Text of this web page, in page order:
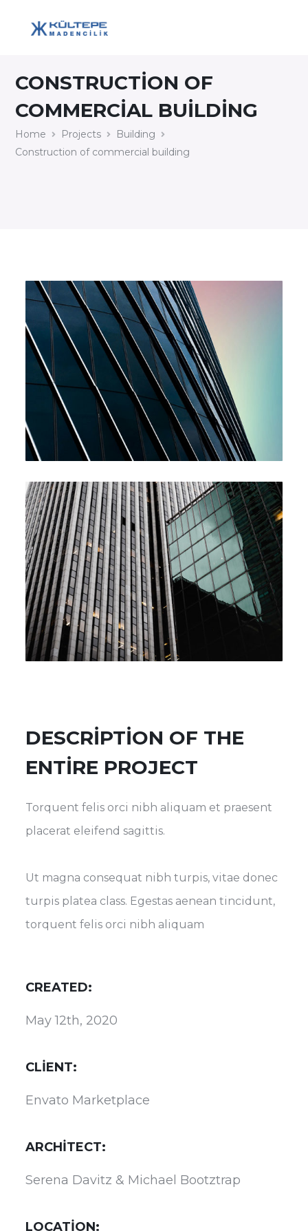
CONSTRUCTION OF
COMMERCIAL BUILDING
Home Projects
Building
Construction of commercial building
DESCRIPTION OF THE
ENTIRE PROJECT
Torquent felis orci nibh aliquam et praesent
placerat eleifend sagittis.
Ut magna consequat nibh turpis, vitae donec
turpis platea class. Egestas aenean tincidunt,
torquent felis orci nibh aliquam
CREATED:
May 12th, 2020
CLIENT:
Envato Marketplace
ARCHITECT:
Serena Davitz & Michael Bootztrap
LOCATION: